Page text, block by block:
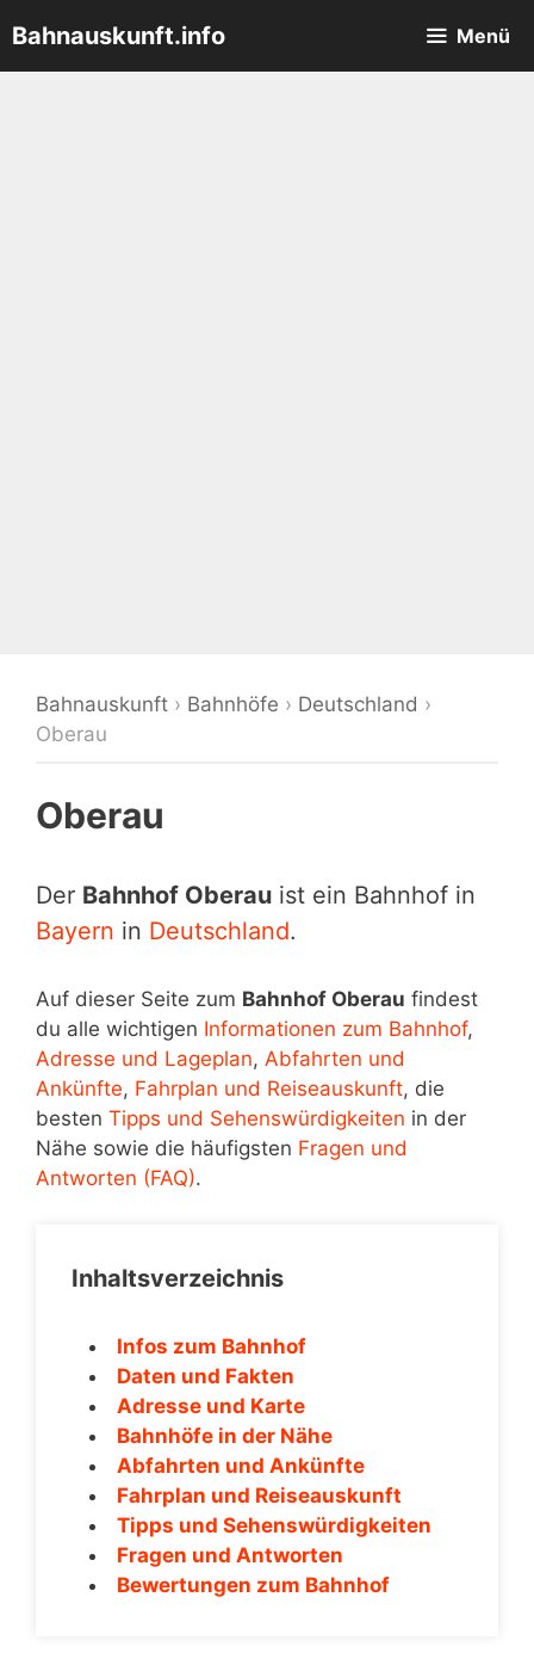
Inhalt
springen
Bahnauskunft.info Menü
Bahnauskunft › Bahnhöfe › Deutschland ›
Oberau
Oberau
Der Bahnhof Oberau ist ein Bahnhof in
Bayern in Deutschland.
Auf dieser Seite zum Bahnhof Oberau findest
du alle wichtigen Informationen zum Bahnhof,
Adresse und Lageplan, Abfahrten und
Ankünfte, Fahrplan und Reiseauskunft, die
besten Tipps und Sehenswürdigkeiten in der
Nähe sowie die häufigsten Fragen und
Antworten (FAQ).
Inhaltsverzeichnis
Infos zum Bahnhof
Daten und Fakten
Adresse und Karte
Bahnhöfe in der Nähe
Abfahrten und Ankünfte
Fahrplan und Reiseauskunft
Tipps und Sehenswürdigkeiten
Fragen und Antworten
Bewertungen zum Bahnhof